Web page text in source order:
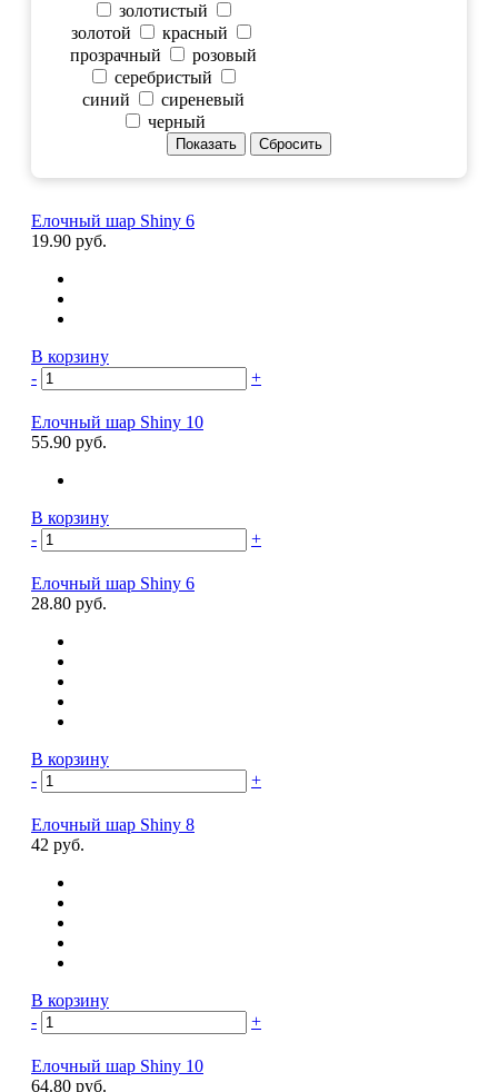
золотистый
золотой
красный
прозрачный
розовый
серебристый
синий
сиреневый
черный
Елочный шар Shiny 6
19.90 руб.
В корзину
-
+
Елочный шар Shiny 10
55.90 руб.
В корзину
-
+
Елочный шар Shiny 6
28.80 руб.
В корзину
-
+
Елочный шар Shiny 8
42 руб.
В корзину
-
+
Елочный шар Shiny 10
64.80 руб.